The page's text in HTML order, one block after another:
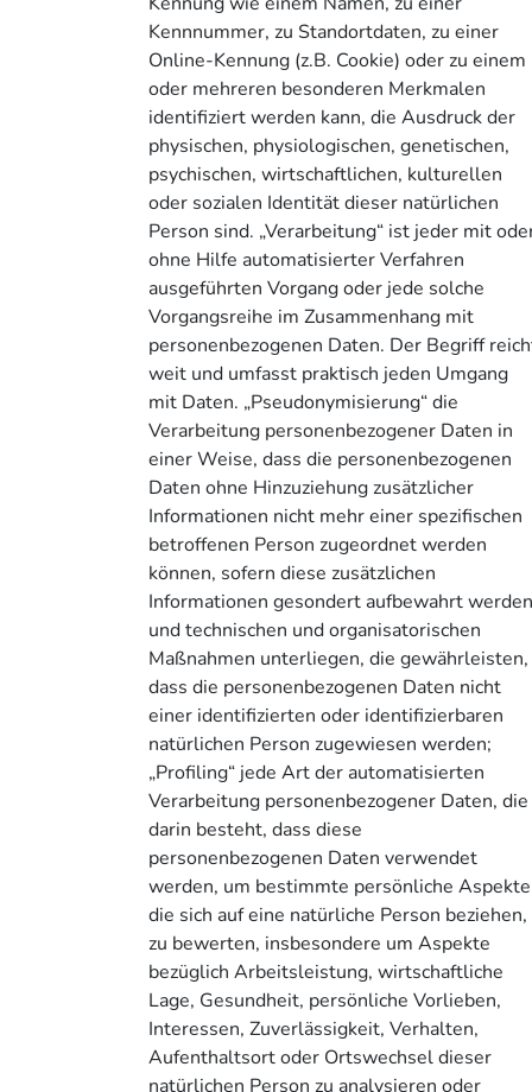
Kennnummer, zu Standortdaten, zu einer
Online-Kennung (z.B. Cookie) oder zu einem
oder mehreren besonderen Merkmalen
identifiziert werden kann, die Ausdruck der
physischen, physiologischen, genetischen,
psychischen, wirtschaftlichen, kulturellen
oder sozialen Identität dieser natürlichen
Person sind. „Verarbeitung“ ist jeder mit
ohne Hilfe automatisierter Verfahren
ausgeführten Vorgang oder jede solche
Vorgangsreihe im Zusammenhang mit
personenbezogenen Daten. Der Begriff
weit und umfasst praktisch jeden Umgang
mit Daten. „Pseudonymisierung“ die
Verarbeitung personenbezogener Daten in
einer Weise, dass die personenbezogenen
Daten ohne Hinzuziehung zusätzlicher
Informationen nicht mehr einer spezifischen
betroffenen Person zugeordnet werden
können, sofern diese zusätzlichen
Informationen gesondert aufbewahrt
und technischen und organisatorischen
Maßnahmen unterliegen, die gewährleisten,
dass die personenbezogenen Daten nicht
einer identifizierten oder identifizierbaren
natürlichen Person zugewiesen werden;
„Profiling“ jede Art der automatisierten
Verarbeitung personenbezogener Daten, die
darin besteht, dass diese
personenbezogenen Daten verwendet
werden, um bestimmte persönliche
die sich auf eine natürliche Person beziehen,
zu bewerten, insbesondere um Aspekte
bezüglich Arbeitsleistung, wirtschaftliche
Lage, Gesundheit, persönliche Vorlieben,
Interessen, Zuverlässigkeit, Verhalten,
Aufenthaltsort oder Ortswechsel dieser
natürlichen Person zu analysieren oder